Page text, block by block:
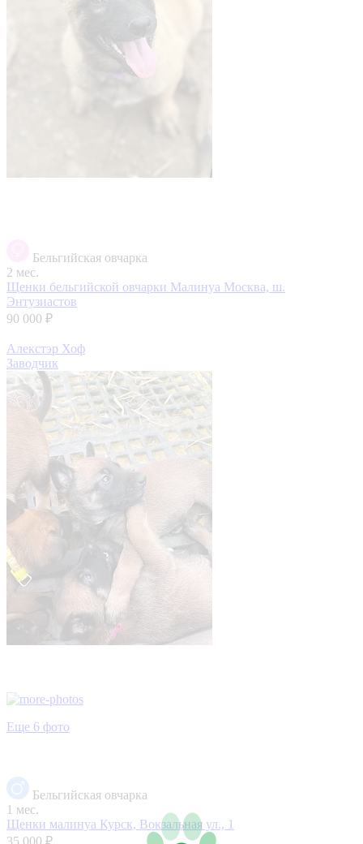
Бельгийская овчарка
2 мес.
Щенки бельгийской овчарки Малинуа Москва, ш.
Энтузиастов
90 000 ₽
Алекстэр Хоф
Заводчик
Еще 6 фото
Бельгийская овчарка
1 мес.
Щенки малинуа Курск, Вокзальная ул., 1
35 000 ₽